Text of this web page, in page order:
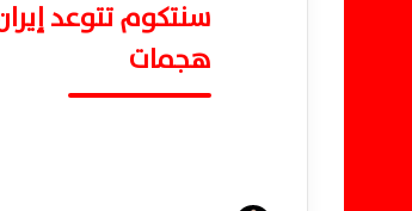
سنتكوم تتوعد
هجمات